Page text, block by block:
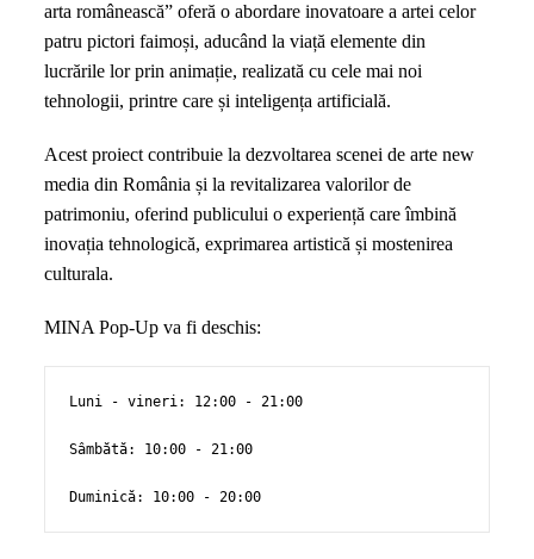
arta românească” oferă o abordare inovatoare a artei celor
patru pictori faimoși, aducând la viață elemente din
lucrările lor prin animație, realizată cu cele mai noi
tehnologii, printre care și inteligența artificială.
Acest proiect contribuie la dezvoltarea scenei de arte new
media din România și la revitalizarea valorilor de
patrimoniu, oferind publicului o experiență care îmbină
inovația tehnologică, exprimarea artistică și mostenirea
culturala.
MINA Pop-Up va fi deschis:
Luni - vineri: 12:00 - 21:00
Sâmbătă: 10:00 - 21:00
Duminică: 10:00 - 20:00